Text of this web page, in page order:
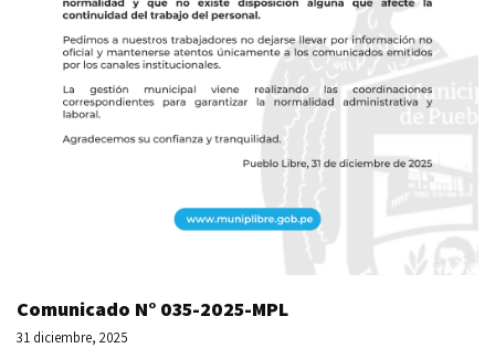
Comunicado N° 035-2025-MPL
31 diciembre, 2025